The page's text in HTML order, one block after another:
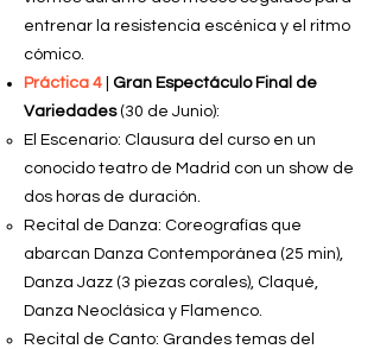
entrenar la resistencia escénica y el ritmo
cómico.
Práctica 4
Gran Espectáculo Final de
Variedades (30 de Junio):
El Escenario: Clausura del curso en un
conocido teatro de Madrid con un show de
dos horas de duración.
Recital de Danza: Coreografías que
abarcan Danza Contemporánea (25 min),
Danza Jazz (3 piezas corales), Claqué,
Danza Neoclásica y Flamenco.
Recital de Canto: Grandes temas del